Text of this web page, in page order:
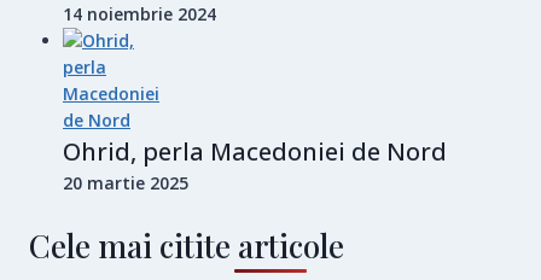
14 noiembrie 2024
Ohrid, perla Macedoniei de Nord
20 martie 2025
Cele mai citite articole